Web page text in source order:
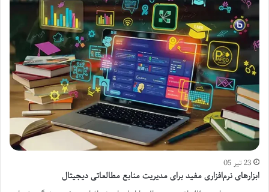
23 تیر 05
ابزارهای نرم‌افزاری مفید برای مدیریت منابع مطالعاتی دیجیتال